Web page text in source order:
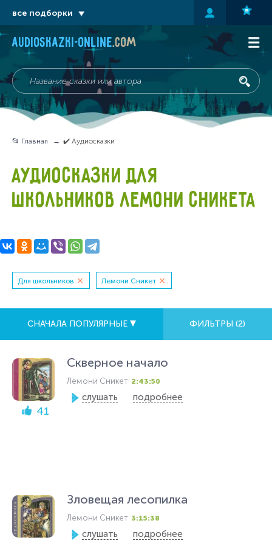
audioskazki-online.com
📂 Главная ✔️ Аудиосказки
АУДИОСКАЗКИ ДЛЯ
ШКОЛЬНИКОВ ЛЕМОНИ СНИКЕТА
Для школьников Лемони Сникет
СНАЧАЛА ПОПУЛЯРНЫЕ ФИЛЬТРЫ (2)
41
Скверное начало
Лемони Сникет 2:43:50
слушать подробнее
Зловещая лесопилка
Лемони Сникет 3:15:38
слушать подробнее
все подборки